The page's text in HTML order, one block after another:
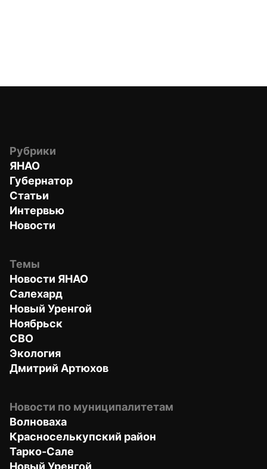
Рубрики
ЯНАО
Губернатор
Статьи
Интервью
Новости
Темы
Новости ЯНАО
Салехард
Новый Уренгой
Ноябрьск
СВО
Экология
Дмитрий Артюхов
Новости по муниципалитетам
Волноваха
Красноселькупский район
Тарко-Сале
Новый Уренгой